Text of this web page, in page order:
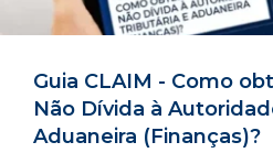
Guia CLAIM - Como
Não Dívida à
Aduaneira (Finanças)?